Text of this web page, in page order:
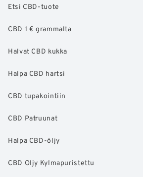
Etsi CBD-tuote
CBD 1 € grammalta
Halvat CBD kukka
Halpa CBD hartsi
CBD tupakointiin
CBD Patruunat
Halpa CBD-öljy
CBD Oljy Kylmapuristettu